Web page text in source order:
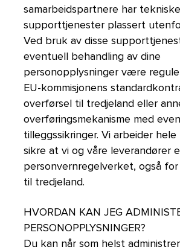
samarbeidspartnere har tekniske
supporttjenester plassert
Ved bruk av disse
eventuell behandling av dine
personopplysninger være
EU-kommisjonens
overførsel til tredjeland eller
overføringsmekanisme med
tilleggssikringer. Vi arbeider
sikre at vi og våre leverandører
personvernregelverket, også
til tredjeland.
HVORDAN KAN JEG
PERSONOPPLYSNINGER?
Du kan når som helst